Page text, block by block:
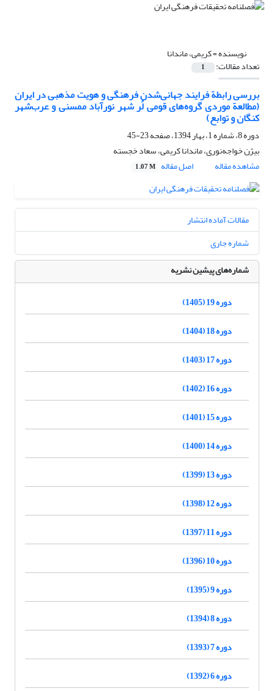
نویسنده =کریمی، ماندانا
تعداد مقالات: 1
بررسی رابطة فرایند جهانی‌شدن فرهنگی و هویت مذهبی در ایران
(مطالعة موردی گروه‌های قومی لُر شهر نورآباد ممسنی و عرب‌شهر
کنگان و توابع)
دوره 8، شماره 1، بهار 1394، صفحه
23-45
بیژن خواجه‌نوری، ماندانا کریمی، سعاد خجسته
مشاهده مقاله
اصل مقاله 1.07 M
مقالات آماده انتشار
شماره جاری
شماره‌های پیشین نشریه
دوره 19 (1405)
دوره 18 (1404)
دوره 17 (1403)
دوره 16 (1402)
دوره 15 (1401)
دوره 14 (1400)
دوره 13 (1399)
دوره 12 (1398)
دوره 11 (1397)
دوره 10 (1396)
دوره 9 (1395)
دوره 8 (1394)
دوره 7 (1393)
دوره 6 (1392)